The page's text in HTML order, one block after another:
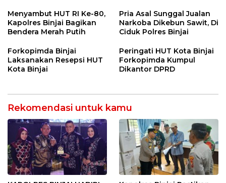
BINJAI
Menyeluruh bagi Pekerja”
Menyambut HUT RI Ke-80,
Kapolres Binjai Bagikan
Bendera Merah Putih
Pria Asal Sunggal Jualan
Narkoba Dikebun Sawit, Di
Ciduk Polres Binjai
Forkopimda Binjai
Laksanakan Resepsi HUT
Kota Binjai
Peringati HUT Kota Binjai
Forkopimda Kumpul
Dikantor DPRD
Rekomendasi untuk kamu